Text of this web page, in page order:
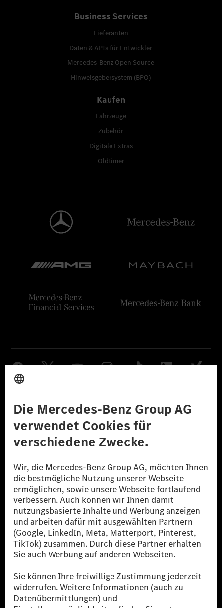
Business Services
Lieferanten
Daten & APIs für Entwickler
Mercedes-Benz Open Source
Hinweisgebersystem (BPO)
Kaufen
Fahrzeuge
Zubehör
Digitale Extras
Oldtimer
Datenschutz Lizenzhinweise Dritter Barrierefreiheit
© 2026 Mercedes-Benz Group AG. Alle Rechte vorbehalten.
[1] Bilanziell CO₂-neutral bedeutet, dass nicht vermiedene oder nicht
reduzierte CO₂-Emissionen bei der Mercedes-Benz Group durch
zertifizierte Ausgleichsprojekte kompensiert werden.
[2] Renewable Charging ist ein integraler Bestandteil von MB.CHARGE
Public in Europa, den USA, Kanada und China. Sofern an der jeweiligen
Ladestation noch kein Strom aus erneuerbaren Energien vorliegt,
verwendet Renewable Charging Grünstromzertifikate*. Diese stellen
sicher, dass für Ladevorgänge über MB.CHARGE Public eine äquivalente
Strommenge aus erneuerbaren Energien ins Stromnetz eingespeist wird.
als sechs Jahre sind.
* Inkl. EKOenergy Ökolabel
* Die angegebenen Werte wurden nach dem vorgeschriebenen
Messverfahren WLTP (Worldwide harmonised Light vehicles Test